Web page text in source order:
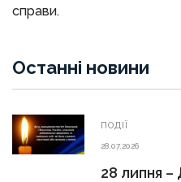
справи.
Останні новини
ПОДІЇ
28.07.2026
28 липня –